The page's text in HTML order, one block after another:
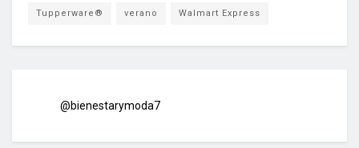
Tupperware® verano Walmart Express
@bienestarymoda7